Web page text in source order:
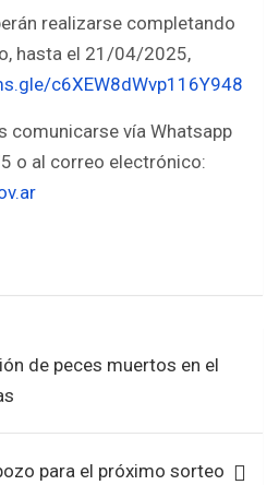
realizarse completando
hasta el 21/04/2025,
c6XEW8dWvp116Y948
comunicarse vía Whatsapp
o al correo electrónico:
de peces muertos en el
para el próximo sorteo